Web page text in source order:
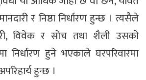
र निष्ठा निर्धारण हुन्छ । त्यसैले
विवेक र सोच तथा शैली उसको
निर्धारण हुने भएकाले घरपरिवारमा
हुन्छ ।